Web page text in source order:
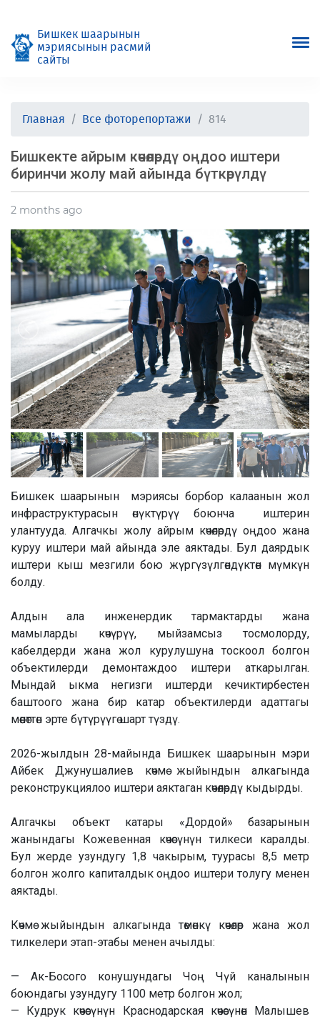
Бишкек шаарынын
мэриясынын расмий
сайты
Главная Все фоторепортажи 814
Бишкекте айрым көчөлөрдү оңдоо иштери
биринчи жолу май айында бүткөрүлдү
2 months ago
Бишкек шаарынын мэриясы борбор калаанын жол
инфраструктурасын өнүктүрүү боюнча иштерин
улантууда. Алгачкы жолу айрым көчөлөрдү оңдоо жана
куруу иштери май айында эле аяктады. Бул даярдык
иштери кыш мезгили бою жүргүзүлгөндүктөн мүмкүн
болду.
Алдын ала инженердик тармактарды жана
мамыларды көчүрүү, мыйзамсыз тосмолорду,
кабелдерди жана жол курулушуна тоскоол болгон
объектилерди демонтаждоо иштери аткарылган.
Мындай ыкма негизги иштерди кечиктирбестен
баштоого жана бир катар объектилерди адаттагы
мөөнөттөн эрте бүтүрүүгө шарт түздү.
2026-жылдын 28-майында Бишкек шаарынын мэри
Айбек Джунушалиев көчмө жыйындын алкагында
реконструкциялоо иштери аяктаган көчөлөрдү кыдырды.
Алгачкы объект катары «Дордой» базарынын
жанындагы Кожевенная көчөсүнүн тилкеси каралды.
Бул жерде узундугу 1,8 чакырым, туурасы 8,5 метр
болгон жолго капиталдык оңдоо иштери толугу менен
аяктады.
Көчмө жыйындын алкагында төмөнкү көчөлөр жана жол
тилкелери этап-этабы менен ачылды:
— Ак-Босого конушундагы Чоң Чүй каналынын
боюндагы узундугу 1100 метр болгон жол;
— Кудрук көчөсүнүн Краснодарская көчөсүнөн Малышев